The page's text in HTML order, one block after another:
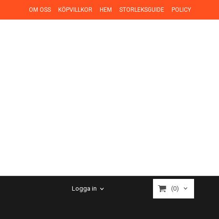
OM OSS KÖPVILLKOR HEM STORLEKSGUIDE POLICY
Logga in (0)